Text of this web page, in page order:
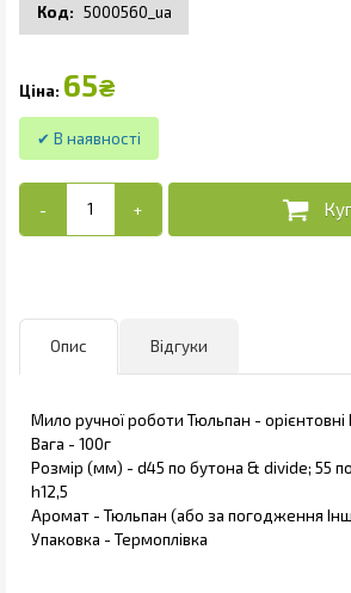
5000560_ua
65₴
Опис Відгуки
Мило ручної роботи Тюльпан -
Вага - 100г
Розмір (мм) - d45 по бутона & divide; 55
h12,5
Аромат - Тюльпан (або за погодження
Упаковка - Термоплівка